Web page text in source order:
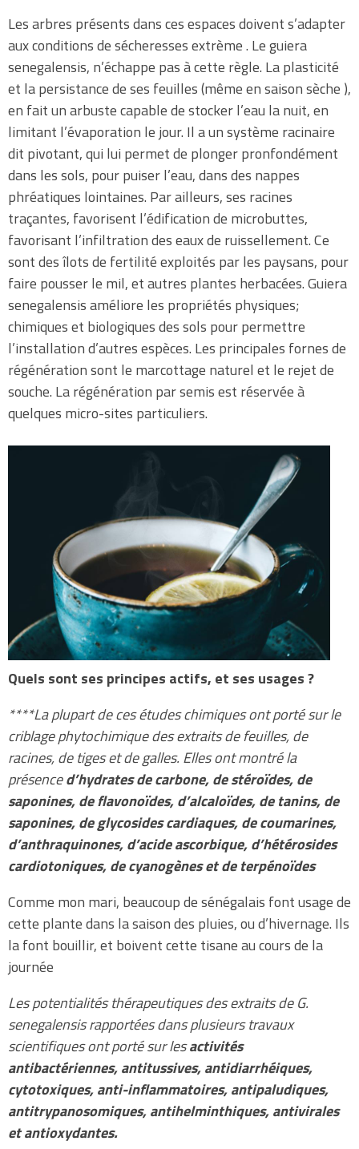
Les arbres présents dans ces espaces doivent s’adapter
aux conditions de sécheresses extrème . Le guiera
senegalensis, n’échappe pas à cette règle. La plasticité
et la persistance de ses feuilles (même en saison sèche ),
en fait un arbuste capable de stocker l’eau la nuit, en
limitant l’évaporation le jour. Il a un système racinaire
dit pivotant, qui lui permet de plonger pronfondément
dans les sols, pour puiser l’eau, dans des nappes
phréatiques lointaines. Par ailleurs, ses racines
traçantes, favorisent l’édification de microbuttes,
favorisant l’infiltration des eaux de ruissellement. Ce
sont des îlots de fertilité exploités par les paysans, pour
faire pousser le mil, et autres plantes herbacées. Guiera
senegalensis améliore les propriétés physiques;
chimiques et biologiques des sols pour permettre
l’installation d’autres espèces. Les principales fornes de
régénération sont le marcottage naturel et le rejet de
souche. La régénération par semis est réservée à
quelques micro-sites particuliers.
Quels sont ses principes actifs, et ses usages ?
****La plupart de ces études chimiques ont porté sur le
criblage phytochimique des extraits de feuilles, de
racines, de tiges et de galles. Elles ont montré la
présenced’hydrates de carbone, de stéroïdes, de
saponines, de flavonoïdes, d’alcaloïdes, de tanins, de
saponines, de glycosides cardiaques, de coumarines,
d’anthraquinones, d’acide ascorbique, d’hétérosides
cardiotoniques, de cyanogènes et de terpénoïdes
Comme mon mari, beaucoup de sénégalais font usage de
cette plante dans la saison des pluies, ou d’hivernage. Ils
la font bouillir, et boivent cette tisane au cours de la
journée
Les potentialités thérapeutiques des extraits de G.
senegalensis rapportées dans plusieurs travaux
scientifiques ont porté sur lesactivités
antibactériennes, antitussives, antidiarrhéiques,
cytotoxiques, anti-inflammatoires, antipaludiques,
antitrypanosomiques, antihelminthiques, antivirales
et antioxydantes.